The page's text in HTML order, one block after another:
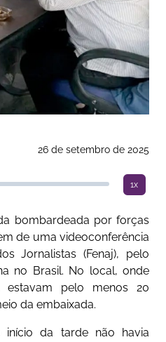
26 de setembro de 2025
1x
bombardeada por forças
de uma videoconferência
Jornalistas (Fenaj), pelo
no Brasil. No local, onde
estavam pelo menos 20
da embaixada.
início da tarde não havia